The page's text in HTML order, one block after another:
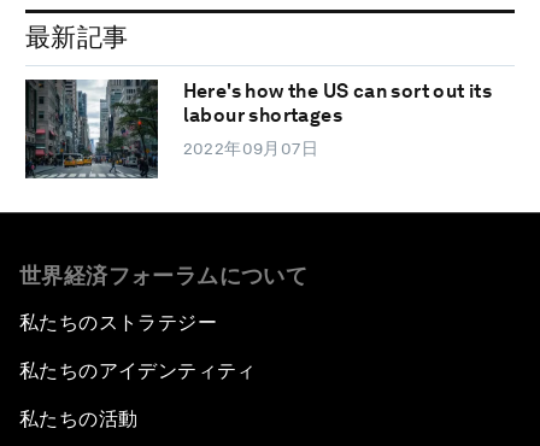
最新記事
Here's how the US can sort out its
labour shortages
2022年09月07日
世界経済フォーラムについて
私たちのストラテジー
私たちのアイデンティティ
私たちの活動